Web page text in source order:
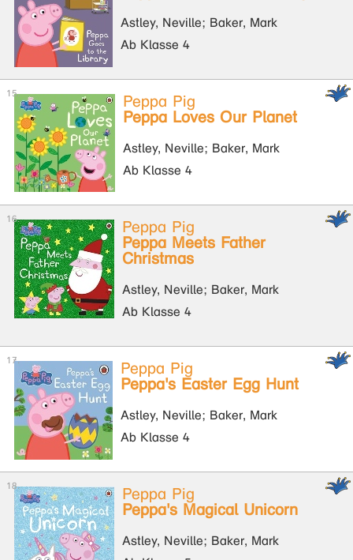
Astley, Neville; Baker, Mark
Ab Klasse 4
Peppa Pig
Peppa Loves Our Planet
Astley, Neville; Baker, Mark
Ab Klasse 4
Peppa Pig
Peppa Meets Father
Christmas
Astley, Neville; Baker, Mark
Ab Klasse 4
Peppa Pig
Peppa's Easter Egg Hunt
Astley, Neville; Baker, Mark
Ab Klasse 4
Peppa Pig
Peppa's Magical Unicorn
Astley, Neville; Baker, Mark